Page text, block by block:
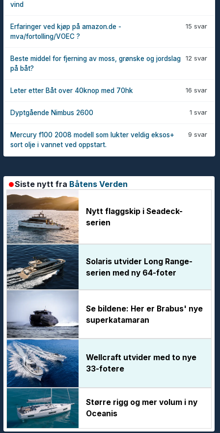
vind
15 svar
Erfaringer ved kjøp på amazon.de -
mva/fortolling/VOEC ?
12 svar
Beste middel for fjerning av moss, grønske og jordslag
på båt?
16 svar
Leter etter Båt over 40knop med 70hk
1 svar
Dyptgående Nimbus 2600
9 svar
Mercury f100 2008 modell som lukter veldig eksos+
sort olje i vannet ved oppstart.
Siste nytt fra Båtens Verden
Nytt flaggskip i Seadeck-
serien
Solaris utvider Long Range-
serien med ny 64-foter
Se bildene: Her er Brabus' nye
superkatamaran
Wellcraft utvider med to nye
33-fotere
Større rigg og mer volum i ny
Oceanis